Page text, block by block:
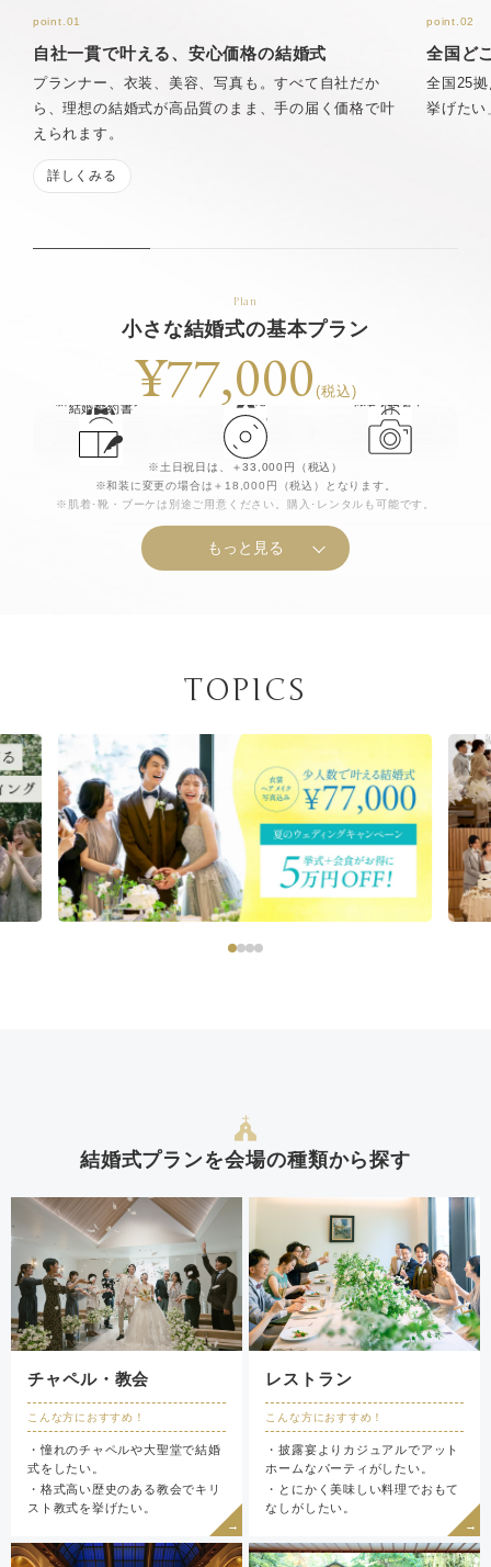
point.01
自社一貫で叶える、安心価格の結婚式
プランナー、衣装、美容、写真も。すべて自社だか
ら、理想の結婚式が高品質のまま、手の届く価格で叶
えられます。
詳しくみる
point.02
全国ど
全国25
挙げたい
Plan
小さな結婚式の基本プラン
¥77,000(税込)
式進行
ウェディングド
タキシード1着 小物一式
新郎・新婦着付
け
CD対応 撮影1カット
結婚誓約書
※土日祝日は、＋33,000円（税込）
※和装に変更の場合は＋18,000円（税込）となります。
※肌着･靴・ブーケは別途ご用意ください。購入･レンタルも可能です。
もっと見る
TOPICS
結婚式プランを会場の種類から探す
チャペル・教会
こんな方におすすめ！
・憧れのチャペルや大聖堂で結婚
式をしたい。
・格式高い歴史のある教会でキリ
スト教式を挙げたい。
レストラン
こんな方におすすめ！
・披露宴よりカジュアルでアット
ホームなパーティがしたい。
・とにかく美味しい料理でおもて
なしがしたい。